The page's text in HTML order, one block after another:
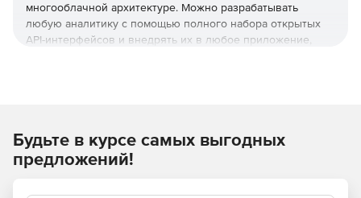
многооблачной архитектуре. Можно разрабатывать
любую аналитику с помощью полного набора открытых
API-интерфейсов и внедрять их в любое приложение,
Платформа Qlik Sense предназначена для руководителей,
лиц, принимающих решения, аналитиков и других
Будьте в курсе самых выгодных
предложений!